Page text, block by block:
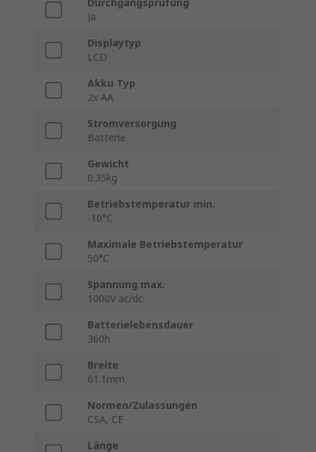
Durchgangsprüfung
Ja
Displaytyp
LCD
Akku Typ
2x AA
Stromversorgung
Batterie
Gewicht
0.35kg
Betriebstemperatur min.
-10°C
Maximale Betriebstemperatur
50°C
Spannung max.
1000V ac/dc
Batterielebensdauer
360h
Breite
61.1mm
Normen/Zulassungen
CSA, CE
Länge